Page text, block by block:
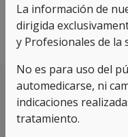
la relación de
aprobadas por el
indicaciones de los
carácter reservada y
profesionales de la
La información de
dirigida
y Profesionales de la
No es para uso del
automedicarse, ni
indicaciones
tratamiento.